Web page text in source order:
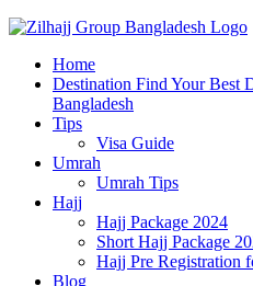
জিলহজ্জ গ্রুপ বাংলাদেশ
Best Hajj Umrah Travel Tour
Home
Destination Find Your Best
Bangladesh
Tips
Visa Guide
Umrah
Umrah Tips
Hajj
Hajj Package 2024
Short Hajj Package
Hajj Pre Registration
Blog